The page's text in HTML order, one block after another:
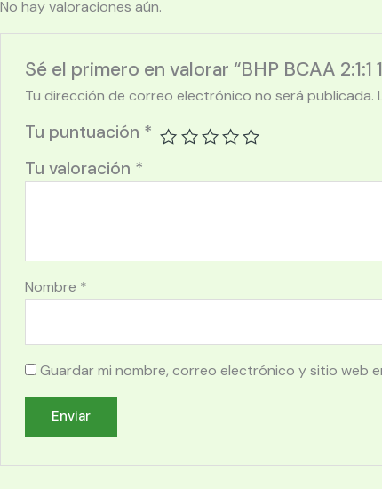
No hay valoraciones aún.
Sé el primero en valorar “BHP BCAA 2:1:1
Tu dirección de correo electrónico no será publicada.
Tu puntuación *
Tu valoración *
Nombre *
Guardar mi nombre, correo electrónico y sitio web